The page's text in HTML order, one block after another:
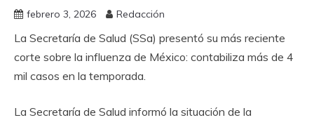
febrero 3, 2026 Redacción
La Secretaría de Salud (SSa) presentó su más reciente
corte sobre la influenza de México: contabiliza más de 4
mil casos en la temporada.
La Secretaría de Salud informó la situación de la